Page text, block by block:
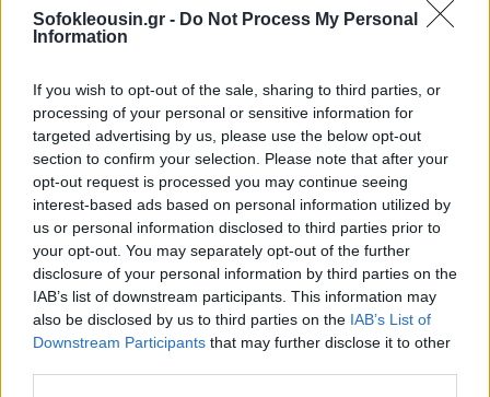
Sofokleousin.gr - Do Not Process My Personal
Information
If you wish to opt-out of the sale, sharing to third parties, or
processing of your personal or sensitive information for
targeted advertising by us, please use the below opt-out
section to confirm your selection. Please note that after your
opt-out request is processed you may continue seeing
interest-based ads based on personal information utilized by
us or personal information disclosed to third parties prior to
your opt-out. You may separately opt-out of the further
disclosure of your personal information by third parties on the
IAB’s list of downstream participants. This information may
also be disclosed by us to third parties on the IAB’s List of
Downstream Participants that may further disclose it to other
Σε ανακοίνωση της η ΕΠΟ αναφέρει ότι:
"Κατά τη σημερινή συνεδρίαση της, η Εκτελεστική
Επιτροπή αποφάσισε να γίνει εισήγηση στην
επικείμενη Γενική Συνέλευση των Ενώσεων-Μελών
της Ομοσπονδίας (27 Μαρτίου), για εξαγορά τού
προπονητικού κέντρου.